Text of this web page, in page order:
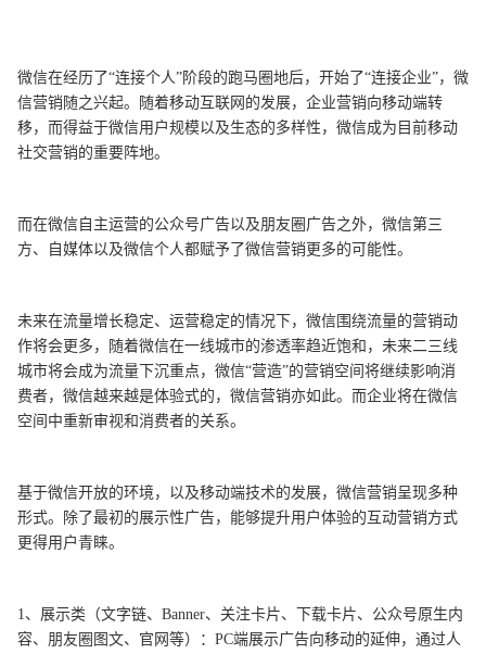
微信在经历了“连接个人”阶段的跑马圈地后，开始了“连接企业”，微
信营销随之兴起。随着移动互联网的发展，企业营销向移动端转
移，而得益于微信用户规模以及生态的多样性，微信成为目前移动
社交营销的重要阵地。
而在微信自主运营的公众号广告以及朋友圈广告之外，微信第三
方、自媒体以及微信个人都赋予了微信营销更多的可能性。
未来在流量增长稳定、运营稳定的情况下，微信围绕流量的营销动
作将会更多，随着微信在一线城市的渗透率趋近饱和，未来二三线
城市将会成为流量下沉重点，微信“营造”的营销空间将继续影响消
费者，微信越来越是体验式的，微信营销亦如此。而企业将在微信
空间中重新审视和消费者的关系。
基于微信开放的环境，以及移动端技术的发展，微信营销呈现多种
形式。除了最初的展示性广告，能够提升用户体验的互动营销方式
更得用户青睐。
1、展示类（文字链、Banner、关注卡片、下载卡片、公众号原生内
容、朋友圈图文、官网等）：PC端展示广告向移动的延伸，通过人